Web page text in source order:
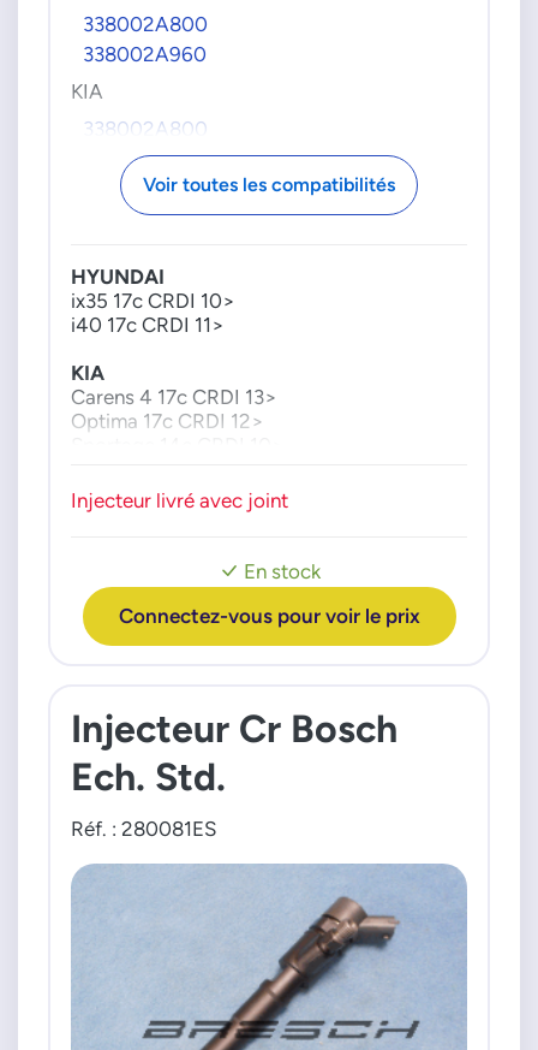
338002A800
338002A960
KIA
338002A800
Voir toutes les compatibilités
En stock
Connectez-vous pour voir le prix
HYUNDAI
ix35 17c CRDI 10>
i40 17c CRDI 11>
KIA
Carens 4 17c CRDI 13>
Optima 17c CRDI 12>
Injecteur livré avec joint
Injecteur Cr Bosch
Ech. Std.
Réf. : 280081ES